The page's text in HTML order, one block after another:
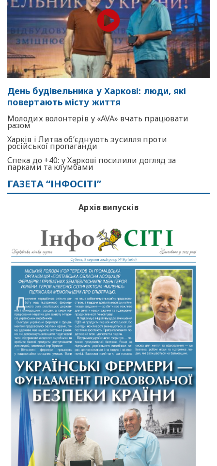
День будівельника у Харкові: люди, які
повертають місту життя
Молодих волонтерів у «AVA» вчать працювати
разом
Харків і Литва об’єднують зусилля проти
російської пропаганди
Спека до +40: у Харкові посилили догляд за
парками та клумбами
ГАЗЕТА “ІНФОСІТІ”
Архів випусків